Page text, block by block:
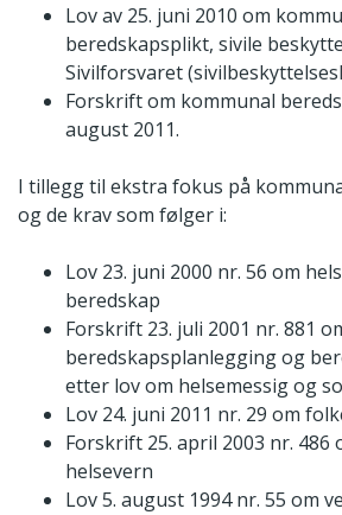
Lov av 25. juni 2010 om
beredskapsplikt, sivile
Sivilforsvaret
Forskrift om kommunal
august 2011.
I tillegg til ekstra fokus på
og de krav som følger i:
Lov 23. juni 2000 nr. 56 om
beredskap
Forskrift 23. juli 2001 nr. 881
beredskapsplanlegging og
etter lov om helsemessig og
Lov 24. juni 2011 nr. 29 om
Forskrift 25. april 2003 nr.
helsevern
Lov 5. august 1994 nr. 55 om